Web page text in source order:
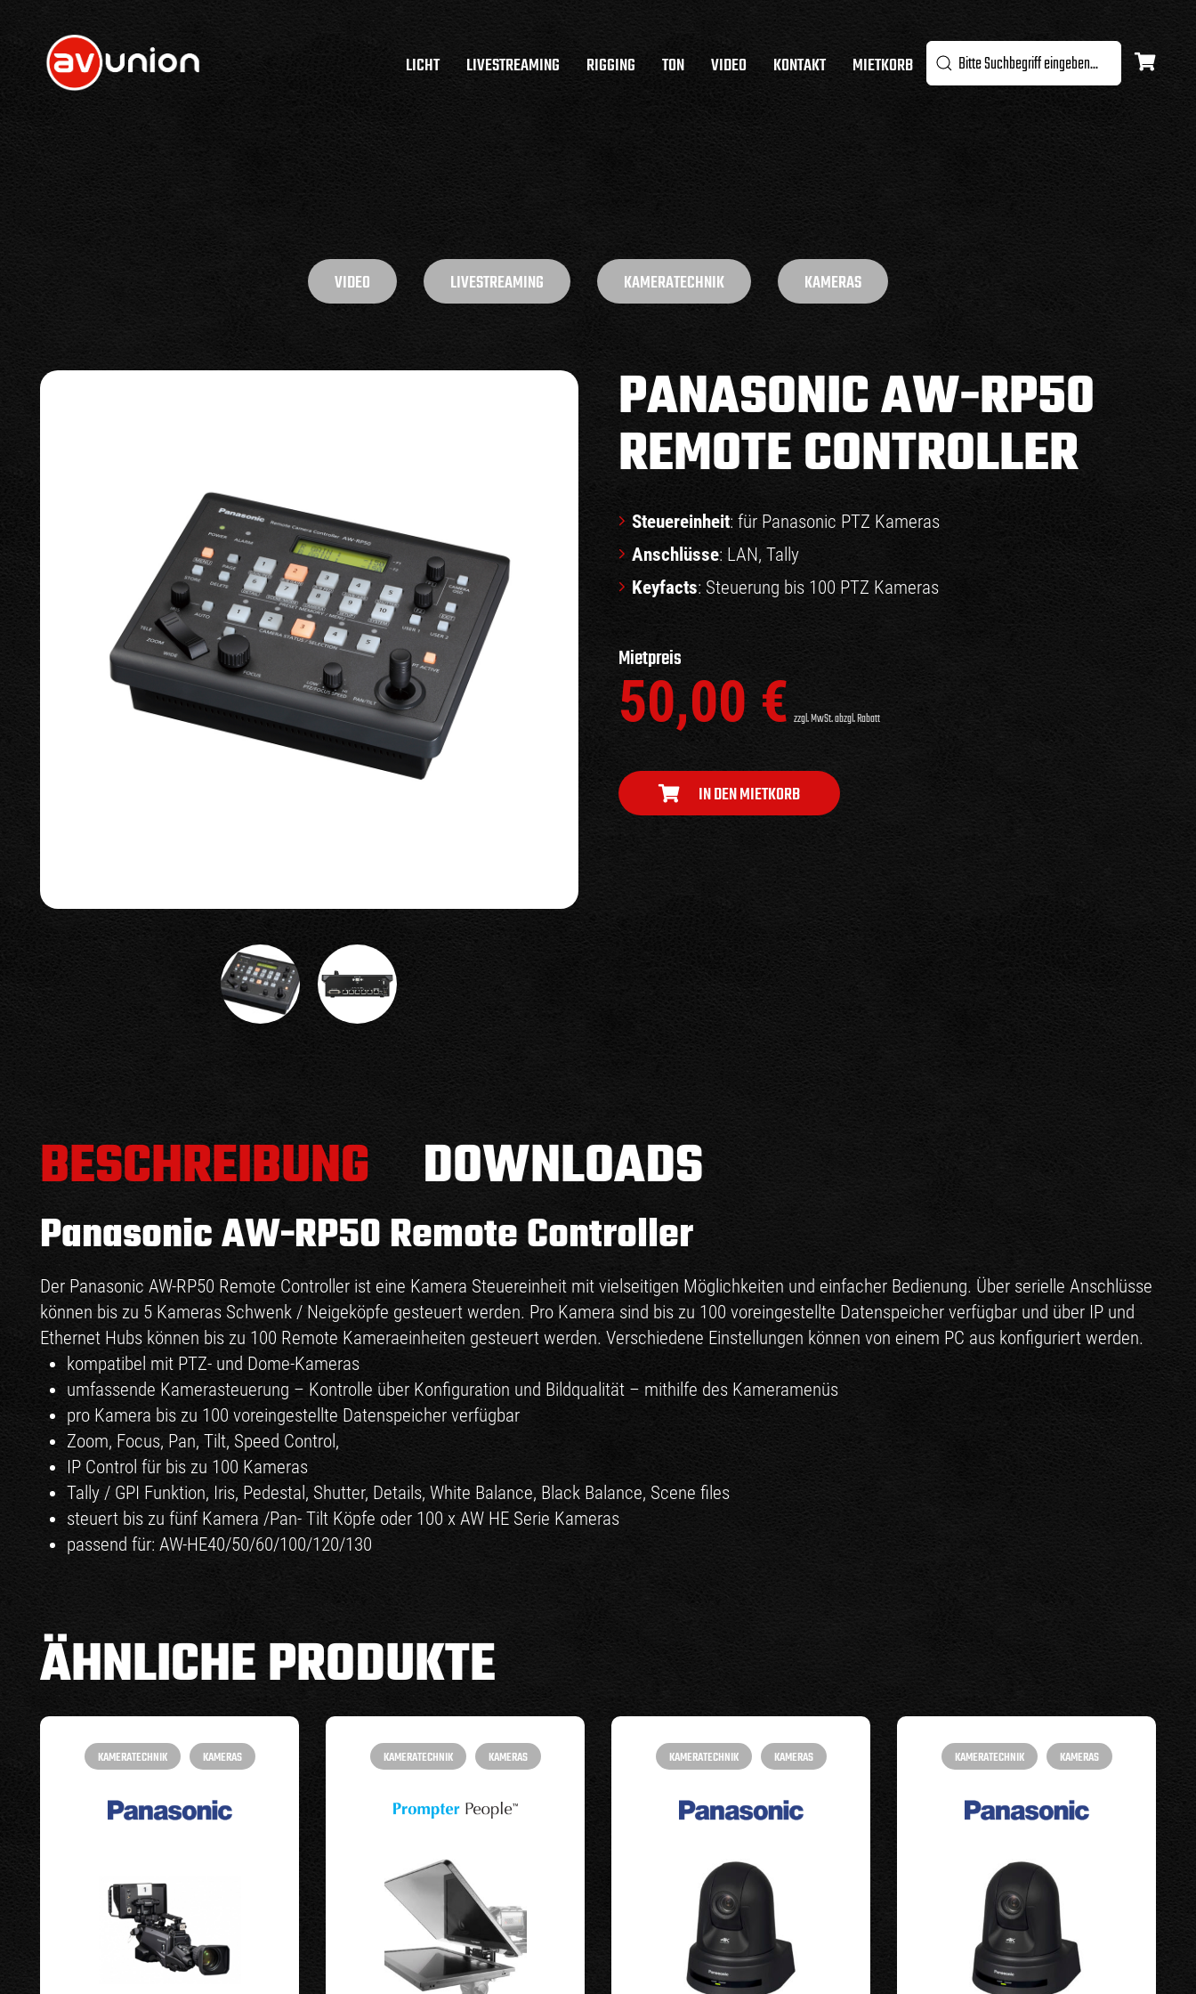
LICHT LIVESTREAMING RIGGING TON VIDEO KONTAKT MIETKORB
VIDEO LIVESTREAMING KAMERATECHNIK KAMERAS
PANASONIC AW-RP50
REMOTE CONTROLLER
Steuereinheit: für Panasonic PTZ Kameras
Anschlüsse: LAN, Tally
Keyfacts: Steuerung bis 100 PTZ Kameras
Mietpreis
50,00 € zzgl. MwSt. abzgl. Rabatt
IN DEN MIETKORB
BESCHREIBUNG DOWNLOADS
Panasonic AW-RP50 Remote Controller
Der Panasonic AW-RP50 Remote Controller ist eine Kamera Steuereinheit mit vielseitigen Möglichkeiten und einfacher Bedienung. Über serielle Anschlüsse
können bis zu 5 Kameras Schwenk / Neigeköpfe gesteuert werden. Pro Kamera sind bis zu 100 voreingestellte Datenspeicher verfügbar und über IP und
Ethernet Hubs können bis zu 100 Remote Kameraeinheiten gesteuert werden. Verschiedene Einstellungen können von einem PC aus konfiguriert werden.
kompatibel mit PTZ- und Dome-Kameras
umfassende Kamerasteuerung – Kontrolle über Konfiguration und Bildqualität – mithilfe des Kameramenüs
pro Kamera bis zu 100 voreingestellte Datenspeicher verfügbar
Zoom, Focus, Pan, Tilt, Speed Control,
IP Control für bis zu 100 Kameras
Tally / GPI Funktion, Iris, Pedestal, Shutter, Details, White Balance, Black Balance, Scene files
steuert bis zu fünf Kamera /Pan- Tilt Köpfe oder 100 x AW HE Serie Kameras
passend für: AW-HE40/50/60/100/120/130
ÄHNLICHE PRODUKTE
KAMERATECHNIK KAMERAS KAMERATECHNIK KAMERAS KAMERATECHNIK KAMERAS KAMERATECHNIK KAMERAS